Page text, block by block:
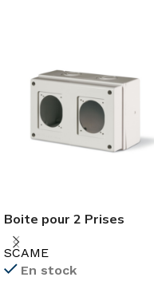
Boite pour 2 Prises
Industrielles IP66 SCAME
SCAME
En stock